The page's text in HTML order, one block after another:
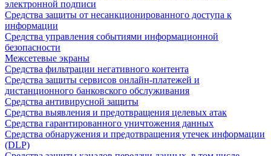
электронной подписи
Средства защиты от несанкционированного доступа к
информации
Средства управления событиями информационной
безопасности
Межсетевые экраны
Средства фильтрации негативного контента
Средства защиты сервисов онлайн-платежей и
дистанционного банковского обслуживания
Средства антивирусной защиты
Средства выявления и предотвращения целевых атак
Средства гарантированного уничтожения данных
Средства обнаружения и предотвращения утечек информации
(DLP)